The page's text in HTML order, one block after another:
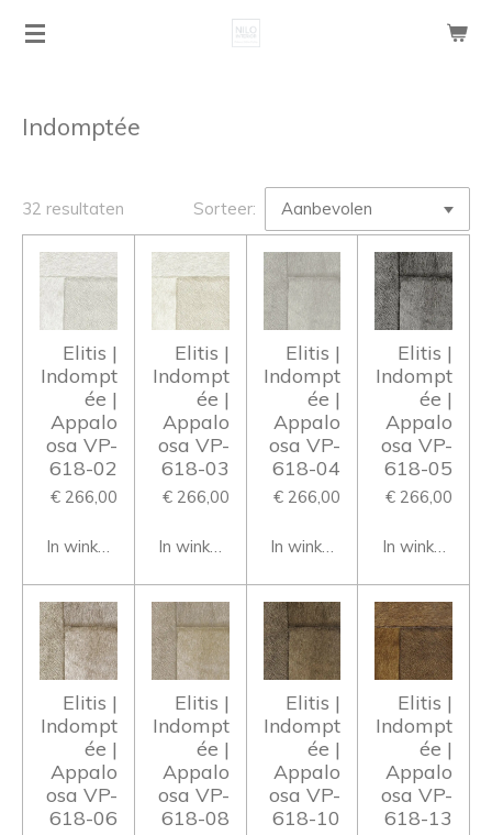
Ga
hoofdinhoud
Indomptée
32 resultaten Sorteer:
Elitis |
Indompt
ée |
Appalo
osa VP-
618-02
€ 266,00
In winkelwagen
Elitis |
Indompt
ée |
Appalo
osa VP-
618-03
€ 266,00
In winkelwagen
Elitis |
Indompt
ée |
Appalo
osa VP-
618-04
€ 266,00
In winkelwagen
Elitis |
Indompt
ée |
Appalo
osa VP-
618-05
€ 266,00
In
Elitis |
Indompt
ée |
Appalo
osa VP-
618-06
Elitis |
Indompt
ée |
Appalo
osa VP-
618-08
Elitis |
Indompt
ée |
Appalo
osa VP-
618-10
Elitis |
Indompt
ée |
Appalo
osa VP-
618-13